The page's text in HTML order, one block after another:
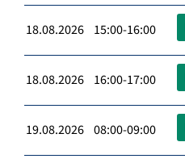
18.08.2026 15:00-16:00
18.08.2026 16:00-17:00
19.08.2026 08:00-09:00